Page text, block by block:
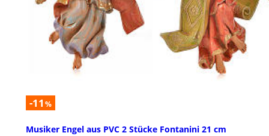
-11 %
Musiker Engel aus PVC 2 Stücke Fontanini 21 cm